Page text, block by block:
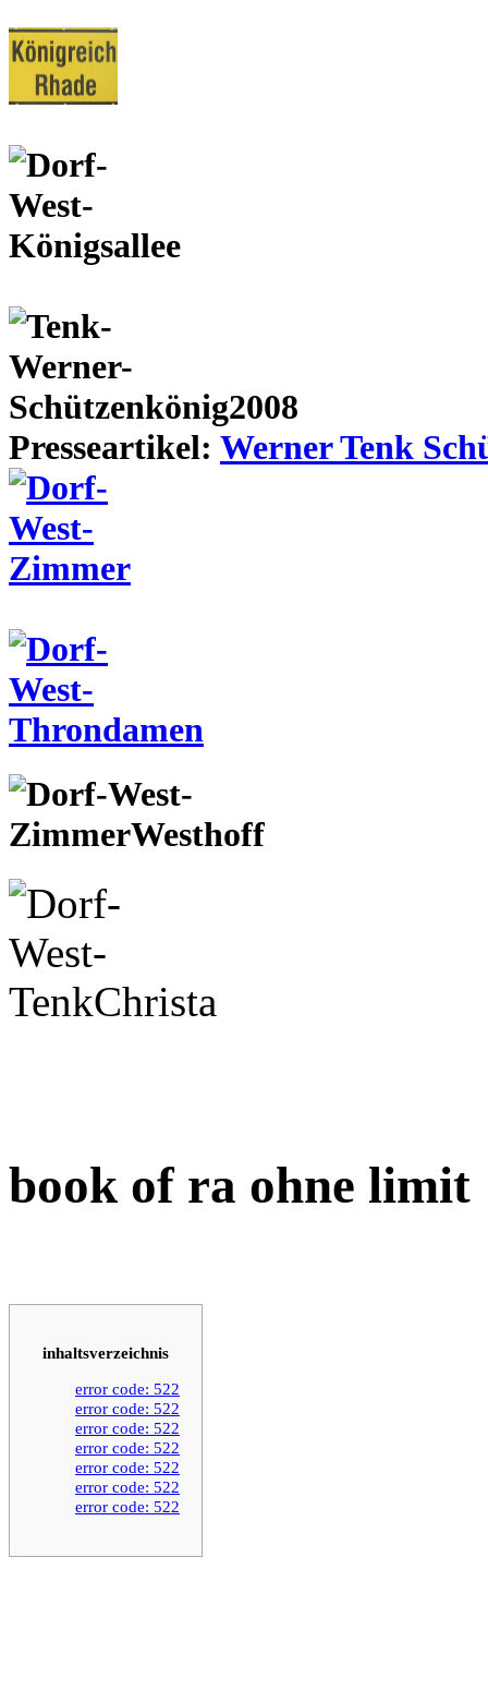
Presseartikel: Werner Tenk
book of ra ohne limit
inhaltsverzeichnis
error code: 522
error code: 522
error code: 522
error code: 522
error code: 522
error code: 522
error code: 522